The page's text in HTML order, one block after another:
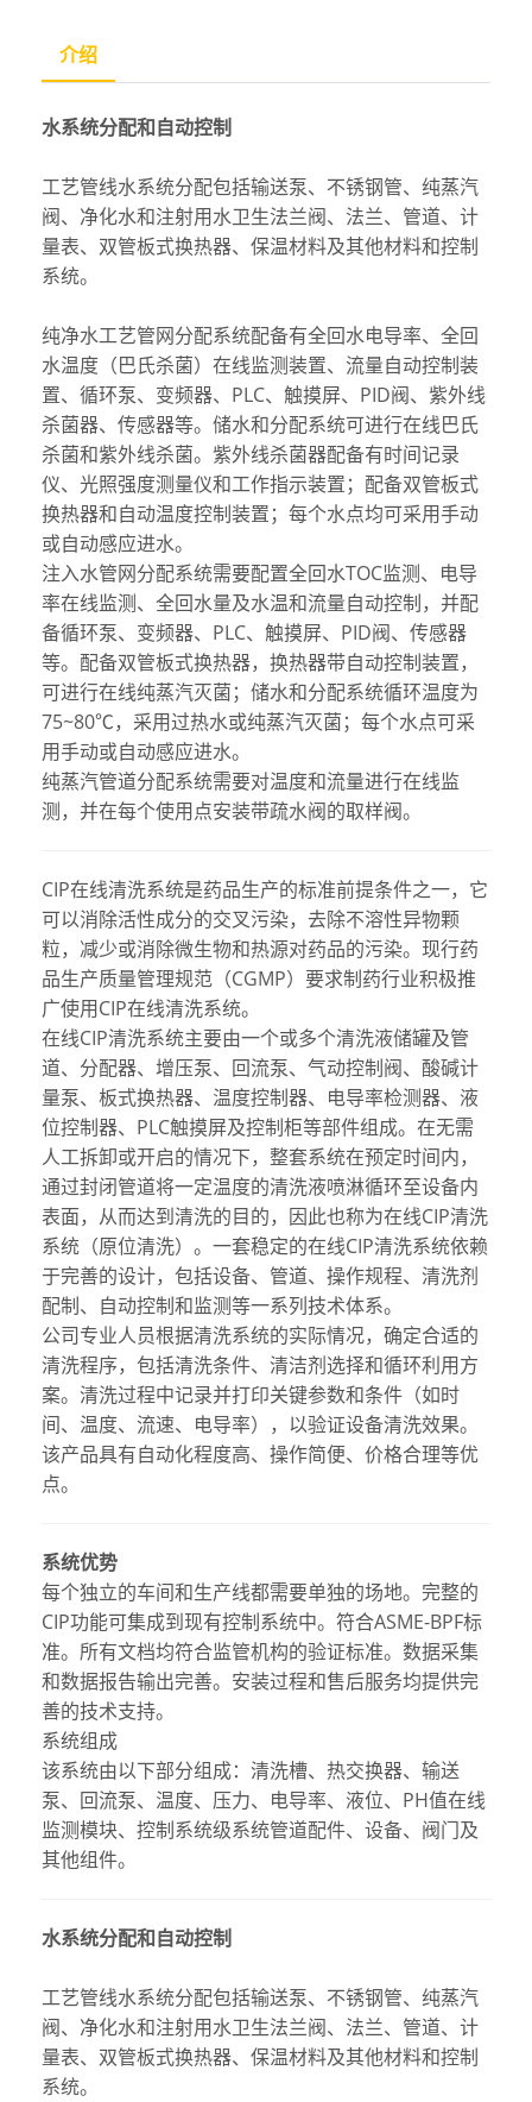
介绍
水系统分配和自动控制
工艺管线水系统分配包括输送泵、不锈钢管、纯蒸汽
阀、净化水和注射用水卫生法兰阀、法兰、管道、计
量表、双管板式换热器、保温材料及其他材料和控制
系统。
纯净水工艺管网分配系统配备有全回水电导率、全回
水温度（巴氏杀菌）在线监测装置、流量自动控制装
置、循环泵、变频器、PLC、触摸屏、PID阀、紫外线
杀菌器、传感器等。储水和分配系统可进行在线巴氏
杀菌和紫外线杀菌。紫外线杀菌器配备有时间记录
仪、光照强度测量仪和工作指示装置；配备双管板式
换热器和自动温度控制装置；每个水点均可采用手动
或自动感应进水。
注入水管网分配系统需要配置全回水TOC监测、电导
率在线监测、全回水量及水温和流量自动控制，并配
备循环泵、变频器、PLC、触摸屏、PID阀、传感器
等。配备双管板式换热器，换热器带自动控制装置，
可进行在线纯蒸汽灭菌；储水和分配系统循环温度为
75~80℃，采用过热水或纯蒸汽灭菌；每个水点可采
用手动或自动感应进水。
纯蒸汽管道分配系统需要对温度和流量进行在线监
测，并在每个使用点安装带疏水阀的取样阀。
CIP在线清洗系统是药品生产的标准前提条件之一，它
可以消除活性成分的交叉污染，去除不溶性异物颗
粒，减少或消除微生物和热源对药品的污染。现行药
品生产质量管理规范（CGMP）要求制药行业积极推
广使用CIP在线清洗系统。
在线CIP清洗系统主要由一个或多个清洗液储罐及管
道、分配器、增压泵、回流泵、气动控制阀、酸碱计
量泵、板式换热器、温度控制器、电导率检测器、液
位控制器、PLC触摸屏及控制柜等部件组成。在无需
人工拆卸或开启的情况下，整套系统在预定时间内，
通过封闭管道将一定温度的清洗液喷淋循环至设备内
表面，从而达到清洗的目的，因此也称为在线CIP清洗
系统（原位清洗）。一套稳定的在线CIP清洗系统依赖
于完善的设计，包括设备、管道、操作规程、清洗剂
配制、自动控制和监测等一系列技术体系。
公司专业人员根据清洗系统的实际情况，确定合适的
清洗程序，包括清洗条件、清洁剂选择和循环利用方
案。清洗过程中记录并打印关键参数和条件（如时
间、温度、流速、电导率），以验证设备清洗效果。
该产品具有自动化程度高、操作简便、价格合理等优
点。
系统优势
每个独立的车间和生产线都需要单独的场地。完整的
CIP功能可集成到现有控制系统中。符合ASME-BPF标
准。所有文档均符合监管机构的验证标准。数据采集
和数据报告输出完善。安装过程和售后服务均提供完
善的技术支持。
系统组成
该系统由以下部分组成：清洗槽、热交换器、输送
泵、回流泵、温度、压力、电导率、液位、PH值在线
监测模块、控制系统级系统管道配件、设备、阀门及
其他组件。
水系统分配和自动控制
工艺管线水系统分配包括输送泵、不锈钢管、纯蒸汽
阀、净化水和注射用水卫生法兰阀、法兰、管道、计
量表、双管板式换热器、保温材料及其他材料和控制
系统。